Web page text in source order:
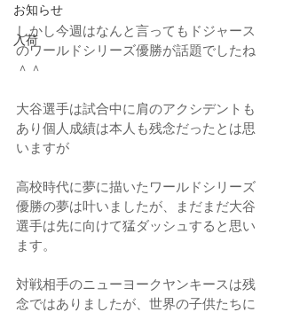
お知らせ
入荷
しかし今週はなんと言ってもドジャース
のワールドシリーズ優勝が話題でしたね
＾＾
大谷選手は試合中に肩のアクシデントも
あり個人成績は本人も残念だったとは思
いますが
高校時代に夢に描いたワールドシリーズ
優勝の夢は叶いましたが、まだまだ大谷
選手は先に向けて猛ダッシュすると思い
ます。
対戦相手のニューヨークヤンキースは残
念ではありましたが、世界の子供たちに